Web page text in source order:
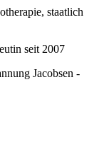
staatlich
seit 2007
Jacobsen -